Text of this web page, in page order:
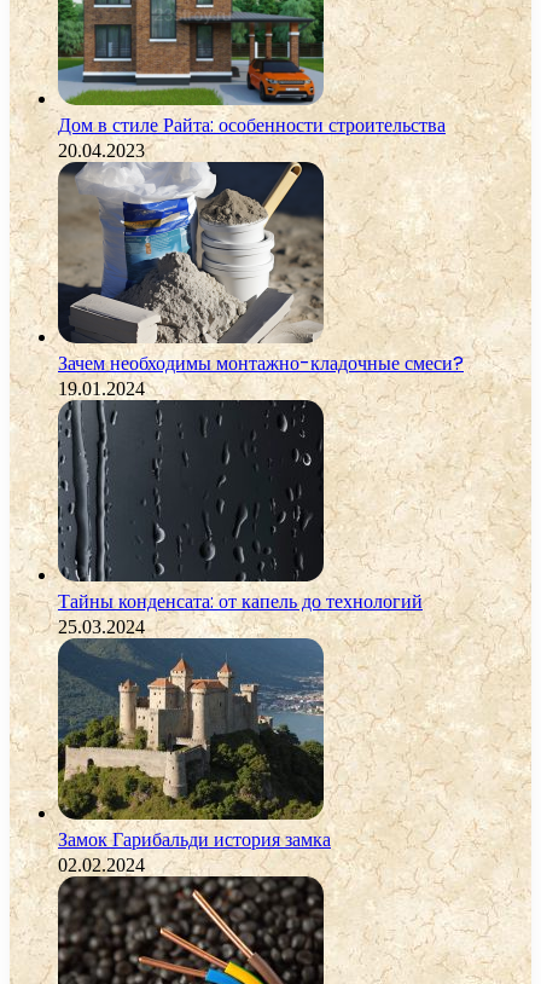
Дом в стиле Райта: особенности строительства
20.04.2023
Зачем необходимы монтажно-кладочные смеси?
19.01.2024
Тайны конденсата: от капель до технологий
25.03.2024
Замок Гарибальди история замка
02.02.2024